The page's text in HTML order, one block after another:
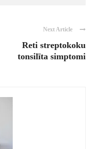
Next Article
Reti streptokoku
tonsilīta simptomi